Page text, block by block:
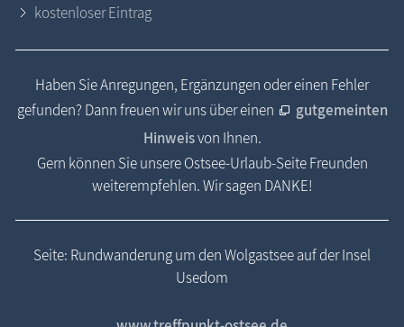
kostenloser Eintrag
Haben Sie Anregungen, Ergänzungen oder einen Fehler
gefunden? Dann freuen wir uns über einen
gutgemeinten
Hinweisvon Ihnen.
Gern können Sie unsere Ostsee-Urlaub-Seite Freunden
weiterempfehlen. Wir sagen DANKE!
Seite: Rundwanderung um den Wolgastsee auf der Insel
Usedom